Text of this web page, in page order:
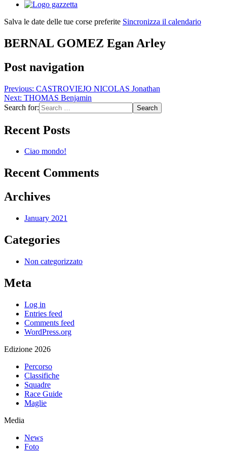
Salva le date delle tue corse preferite Sincronizza il calendario
BERNAL GOMEZ Egan Arley
Post navigation
Previous: CASTROVIEJO NICOLAS Jonathan
Next: THOMAS Benjamin
Search for:
Recent Posts
Ciao mondo!
Recent Comments
Archives
January 2021
Categories
Non categorizzato
Meta
Log in
Entries feed
Comments feed
WordPress.org
Edizione 2026
Percorso
Classifiche
Squadre
Race Guide
Maglie
Media
News
Foto